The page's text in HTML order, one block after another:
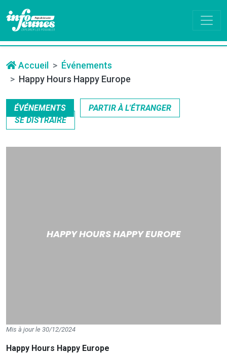
Accueil
Événements
Happy Hours Happy Europe
ÉVÉNEMENTS
PARTIR À L'ÉTRANGER
SE DISTRAIRE
HAPPY HOURS HAPPY EUROPE
Mis à jour le 30/12/2024
Happy Hours Happy Europe